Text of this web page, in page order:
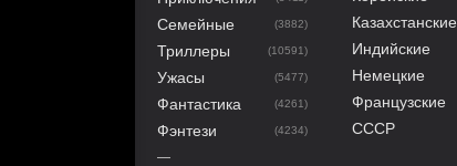
Семейные (3882)
Триллеры (10591)
Ужасы (5477)
Фантастика (4261)
Фэнтези (4234)
—
Казахстанские
Индийские
Немецкие
Французские
СССР